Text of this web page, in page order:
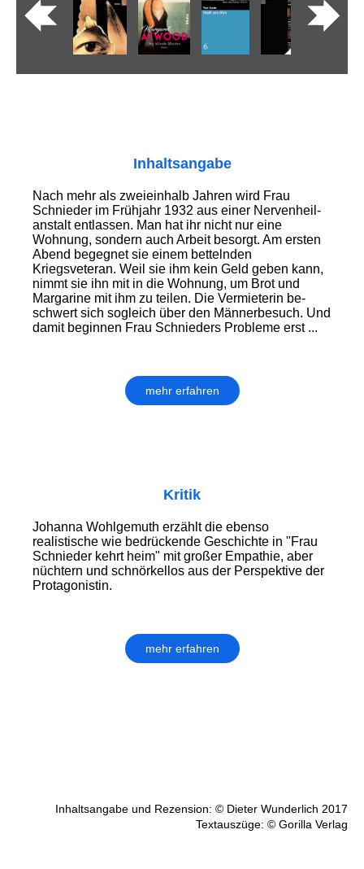
Inhaltsangabe
Nach mehr als zweieinhalb Jahren wird Frau
Schnieder im Frühjahr 1932 aus einer Nerven­heil­
anstalt entlassen. Man hat ihr nicht nur eine
Wohnung, sondern auch Arbeit besorgt. Am ersten
Abend begegnet sie einem bettelnden
Kriegsveteran. Weil sie ihm kein Geld geben kann,
nimmt sie ihn mit in die Wohnung, um Brot und
Margarine mit ihm zu teilen. Die Vermieterin be­
schwert sich sogleich über den Männer­besuch. Und
damit beginnen Frau Schnieders Probleme erst ...
mehr erfahren
Kritik
Johanna Wohlgemuth erzählt die ebenso
realistische wie bedrückende Geschichte in "Frau
Schnieder kehrt heim" mit großer Empathie, aber
nüchtern und schnörkellos aus der Perspektive der
Protagonistin.
mehr erfahren
Inhaltsangabe und Rezension: © Dieter Wunderlich 2017
Textauszüge: © Gorilla Verlag